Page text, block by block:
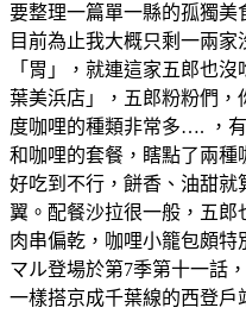
要整理一篇單一縣的孤獨美
目前為止我大概只剩一兩
「胃」，就連這家五郎也
葉美浜店」，五郎粉粉們，
度咖哩的種類非常多…. ，
和咖哩的套餐，瞎點了兩種
好吃到不行，餅香、油甜
翼。配餐沙拉很一般，五
肉串偏乾，咖哩小籠包頗特
マル登場於第7季第十一話
一樣搭京成千葉線的西登